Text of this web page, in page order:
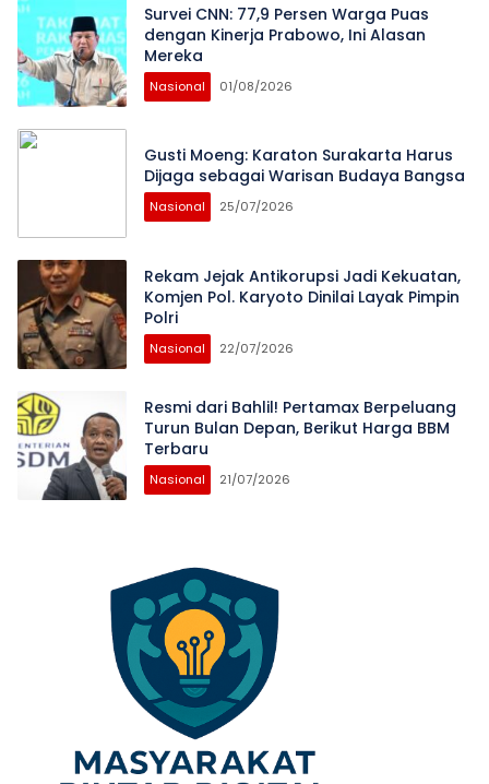
Survei CNN: 77,9 Persen Warga Puas
dengan Kinerja Prabowo, Ini Alasan
Mereka
Nasional 01/08/2026
Gusti Moeng: Karaton Surakarta Harus
Dijaga sebagai Warisan Budaya Bangsa
Nasional 25/07/2026
Rekam Jejak Antikorupsi Jadi Kekuatan,
Komjen Pol. Karyoto Dinilai Layak Pimpin
Polri
Nasional 22/07/2026
Resmi dari Bahlil! Pertamax Berpeluang
Turun Bulan Depan, Berikut Harga BBM
Terbaru
Nasional 21/07/2026